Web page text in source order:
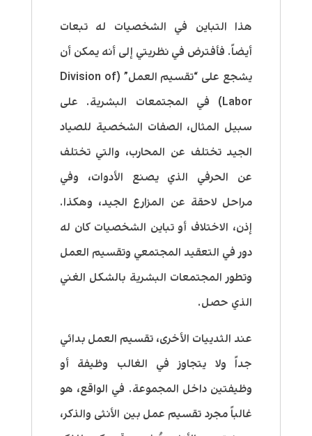
هذا التباين في الشخصيات له تبعات
أيضاً. فأفترض في نظريتي إلى أنه يمكن أن
يشجع على “تقسيم العمل” (Division of
Labor) في المجتمعات البشرية. على
سبيل المثال، الصفات الشخصية للصياد
الجيد تختلف عن المحارب، والتي تختلف
عن الحرفي الذي يصنع الأدوات، وفي
مراحل لاحقة عن المزارع الجيد، وهكذا.
إذن، الاختلاف أو تباين الشخصيات كان له
دور في التعقيد المجتمعي وتقسيم العمل
وتطور المجتمعات البشرية بالشكل الغني
الذي حصل.
عند الثدييات الأخرى، تقسيم العمل بدائي
جداً ولا يتجاوز في الغالب وظيفة أو
وظيفتين داخل المجموعة. في الواقع، هو
غالباً مجرد تقسيم عمل بين الأنثى والذكر،